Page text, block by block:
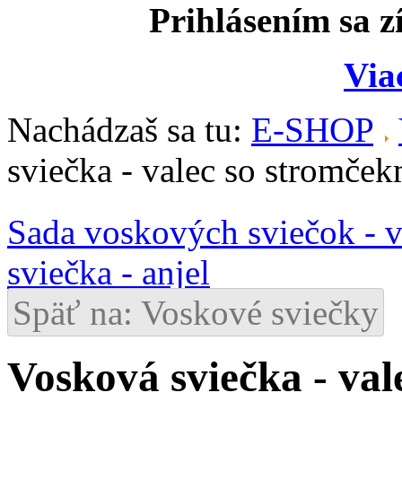
Prihlásením sa
Nachádzaš sa tu: E-SHOP
sviečka - valec so
Sada voskových sviečok -
sviečka - anjel
Späť na: Voskové sviečky
Vosková sviečka -